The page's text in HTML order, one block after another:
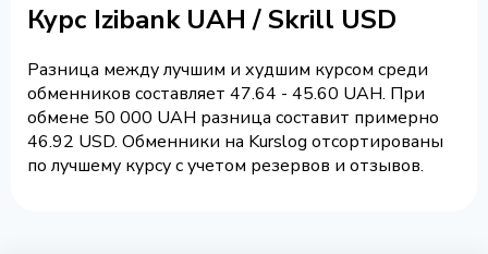
Курс Izibank UAH / Skrill USD
Разница между лучшим и худшим курсом среди
обменников составляет 47.64 - 45.60 UAH. При
обмене 50 000 UAH разница составит примерно
46.92 USD. Обменники на Kurslog отсортированы
по лучшему курсу с учетом резервов и отзывов.